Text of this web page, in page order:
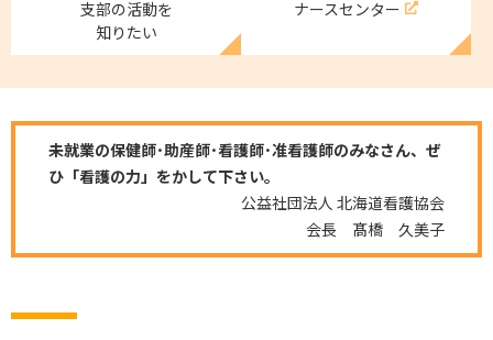
支部の活動を
知りたい
ナースセンター
未就業の保健師･助産師･看護師･准看護師のみなさん、ぜ
ひ「看護の力」をかして下さい。
公益社団法人 北海道看護協会
会長 髙橋 久美子